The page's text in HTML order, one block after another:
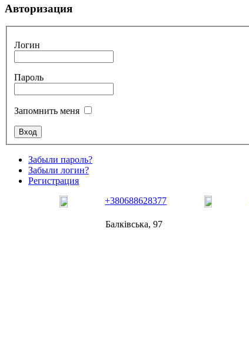
Авторизация
Логин
Пароль
Запомнить меня
Забыли пароль?
Забыли логин?
Регистрация
+380688628377
Балківська, 97